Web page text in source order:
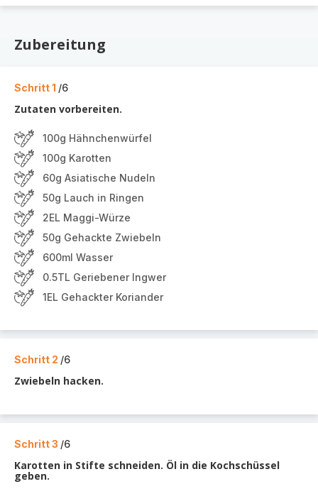
Zubereitung
Schritt 1 /6
Zutaten vorbereiten.
100g Hähnchenwürfel
100g Karotten
60g Asiatische Nudeln
50g Lauch in Ringen
2EL Maggi-Würze
50g Gehackte Zwiebeln
600ml Wasser
0.5TL Geriebener Ingwer
1EL Gehackter Koriander
Schritt 2 /6
Zwiebeln hacken.
Schritt 3 /6
Karotten in Stifte schneiden. Öl in die Kochschüssel
geben.